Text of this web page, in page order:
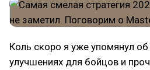
Коль скоро я уже упомянул
улучшениях для бойцов и